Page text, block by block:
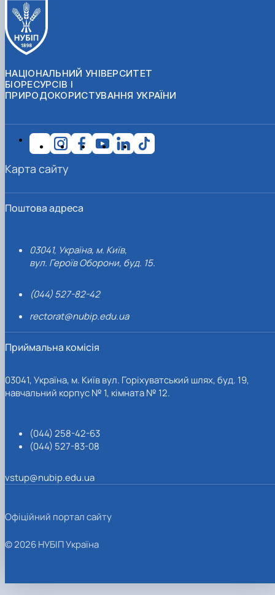
НАЦІОНАЛЬНИЙ УНІВЕРСИТЕТ
БІОРЕСУРСІВ І
ПРИРОДОКОРИСТУВАННЯ УКРАЇНИ
Поштова адреса
03041, Україна, м. Київ,
вул. Героїв Оборони, буд. 15.
(044) 527-82-42
rectorat@nubip.edu.ua
Приймальна комісія
03041, Україна, м. Київ вул. Горіхуватський шлях, буд. 19,
навчальний корпус № 1, кімната № 12.
(044) 258-42-63
(044) 527-83-08
vstup@nubip.edu.ua
Карта сайту
Офіційний портал сайту
© 2026 НУБІП Україна